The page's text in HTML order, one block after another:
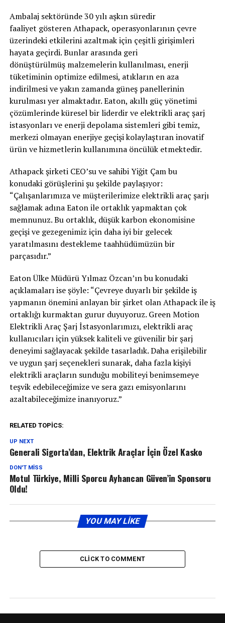
Ambalaj sektöründe 30 yılı aşkın süredir
faaliyet gösteren Athapack, operasyonlarının çevre
üzerindeki etkilerini azaltmak için çeşitli girişimleri
hayata geçirdi. Bunlar arasında geri
dönüştürülmüş malzemelerin kullanılması, enerji
tüketiminin optimize edilmesi, atıkların en aza
indirilmesi ve yakın zamanda güneş panellerinin
kurulması yer almaktadır. Eaton, akıllı güç yönetimi
çözümlerinde küresel bir liderdir ve elektrikli araç şarj
istasyonları ve enerji depolama sistemleri gibi temiz,
merkezi olmayan enerjiye geçişi kolaylaştıran inovatif
ürün ve hizmetlerin kullanımına öncülük etmektedir.
Athapack şirketi CEO’su ve sahibi Yiğit Çam bu
konudaki görüşlerini şu şekilde paylaşıyor:
“Çalışanlarımıza ve müşterilerimize elektrikli araç şarjı
sağlamak adına Eaton ile ortaklık yapmaktan çok
memnunuz. Bu ortaklık, düşük karbon ekonomisine
geçişi ve gezegenimiz için daha iyi bir gelecek
yaratılmasını destekleme taahhüdümüzün bir
parçasıdır.”
Eaton Ülke Müdürü Yılmaz Özcan’ın bu konudaki
açıklamaları ise şöyle: “Çevreye duyarlı bir şekilde iş
yapmanın önemini anlayan bir şirket olan Athapack ile iş
ortaklığı kurmaktan gurur duyuyoruz. Green Motion
Elektrikli Araç Şarj İstasyonlarımızı, elektrikli araç
kullanıcıları için yüksek kaliteli ve güvenilir bir şarj
deneyimi sağlayacak şekilde tasarladık. Daha erişilebilir
ve uygun şarj seçenekleri sunarak, daha fazla kişiyi
elektrikli araçların sunduğu mobiliteyi benimsemeye
teşvik edebileceğimize ve sera gazı emisyonlarını
azaltabileceğimize inanıyoruz.”
RELATED TOPICS:
UP NEXT
Generali Sigorta’dan, Elektrik Araçlar İçin Özel Kasko
DON'T MISS
Motul Türkiye, Milli Sporcu Ayhancan Güven’in Sponsoru
Oldu!
YOU MAY LIKE
CLICK TO COMMENT